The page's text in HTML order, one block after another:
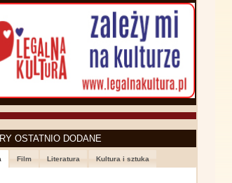
OSTATNIO DODANE
Film Literatura Kultura i sztuka